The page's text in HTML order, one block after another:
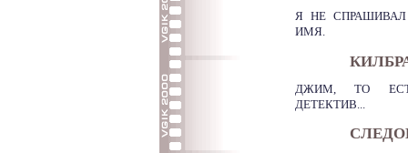
Я НЕ
ИМЯ.
ДЖИМ, ТО
ДЕТЕКТИВ...